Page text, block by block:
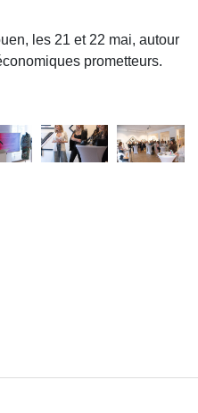
les 21 et 22 mai, autour
prometteurs.